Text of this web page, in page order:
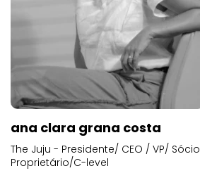
ana clara grana costa
The Juju - Presidente/ CEO / VP/ Sócio
Proprietário/C-level